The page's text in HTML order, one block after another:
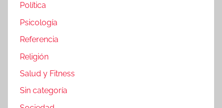
Política
Psicología
Referencia
Religión
Salud y Fitness
Sin categoría